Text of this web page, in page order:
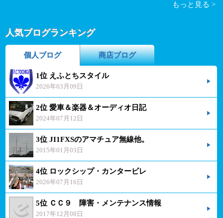
もっと見る >
人気ブログランキング
個人ブログ 商店ブログ
1位 えふとちスタイル
2026年03月09日
2位 愛車＆楽器＆オーディオ日記
2024年07月12日
3位 JI1FXSのアマチュア無線他。
2015年01月03日
4位 ロックシップ・カンタービレ
2026年07月16日
5位 ＣＣ９ 障害・メンテナンス情報
2017年12月08日